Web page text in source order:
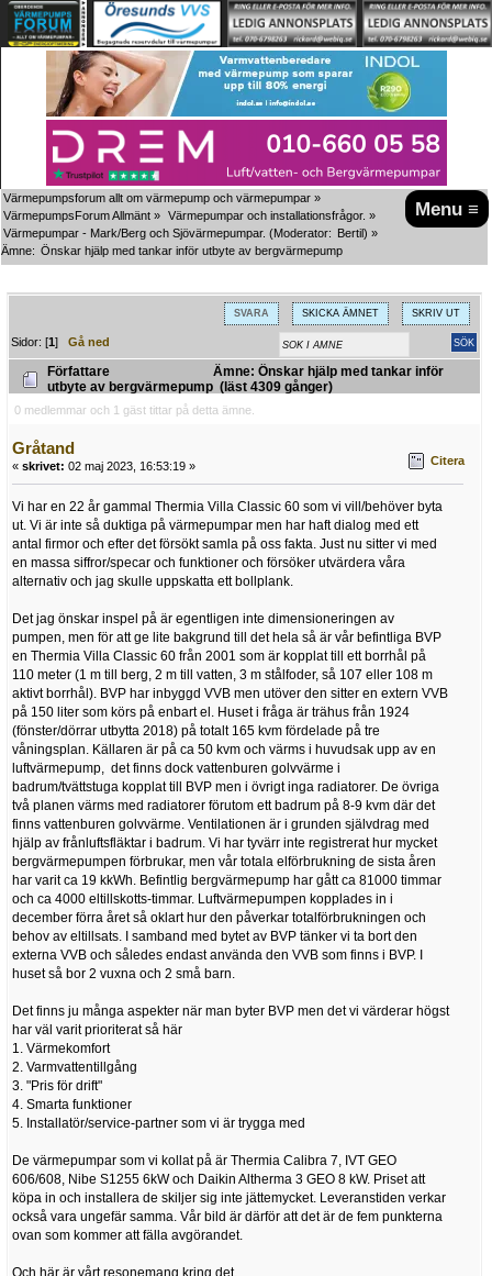
Menu ≡
Värmepumpsforum allt om värmepump och värmepumpar »
VärmepumpsForum Allmänt » Värmepumpar och installationsfrågor. »
Värmepumpar - Mark/Berg och Sjövärmepumpar. (Moderator: Bertil) »
Ämne: Önskar hjälp med tankar inför utbyte av bergvärmepump
SVARA SKICKA ÄMNET SKRIV UT
Sidor: [1]Gå ned
Författare
Ämne: Önskar hjälp med tankar inför
utbyte av bergvärmepump (läst 4309 gånger)
0 medlemmar och 1 gäst tittar på detta ämne.
Gråtand
« skrivet: 02 maj 2023, 16:53:19 » Citera
Vi har en 22 år gammal Thermia Villa Classic 60 som vi vill/behöver byta
ut. Vi är inte så duktiga på värmepumpar men har haft dialog med ett
antal firmor och efter det försökt samla på oss fakta. Just nu sitter vi med
en massa siffror/specar och funktioner och försöker utvärdera våra
alternativ och jag skulle uppskatta ett bollplank.
Det jag önskar inspel på är egentligen inte dimensioneringen av
pumpen, men för att ge lite bakgrund till det hela så är vår befintliga BVP
en Thermia Villa Classic 60 från 2001 som är kopplat till ett borrhål på
110 meter (1 m till berg, 2 m till vatten, 3 m stålfoder, så 107 eller 108 m
aktivt borrhål). BVP har inbyggd VVB men utöver den sitter en extern VVB
på 150 liter som körs på enbart el. Huset i fråga är trähus från 1924
(fönster/dörrar utbytta 2018) på totalt 165 kvm fördelade på tre
våningsplan. Källaren är på ca 50 kvm och värms i huvudsak upp av en
luftvärmepump, det finns dock vattenburen golvvärme i
badrum/tvättstuga kopplat till BVP men i övrigt inga radiatorer. De övriga
två planen värms med radiatorer förutom ett badrum på 8-9 kvm där det
finns vattenburen golvvärme. Ventilationen är i grunden självdrag med
hjälp av frånluftsfläktar i badrum. Vi har tyvärr inte registrerat hur mycket
bergvärmepumpen förbrukar, men vår totala elförbrukning de sista åren
har varit ca 19 kkWh. Befintlig bergvärmepump har gått ca 81000 timmar
och ca 4000 eltillskotts-timmar. Luftvärmepumpen kopplades in i
december förra året så oklart hur den påverkar totalförbrukningen och
behov av eltillsats. I samband med bytet av BVP tänker vi ta bort den
externa VVB och således endast använda den VVB som finns i BVP. I
huset så bor 2 vuxna och 2 små barn.
Det finns ju många aspekter när man byter BVP men det vi värderar högst
har väl varit prioriterat så här
1. Värmekomfort
2. Varmvattentillgång
3. "Pris för drift"
4. Smarta funktioner
5. Installatör/service-partner som vi är trygga med
De värmepumpar som vi kollat på är Thermia Calibra 7, IVT GEO
606/608, Nibe S1255 6kW och Daikin Altherma 3 GEO 8 kW. Priset att
köpa in och installera de skiljer sig inte jättemycket. Leveranstiden verkar
också vara ungefär samma. Vår bild är därför att det är de fem punkterna
ovan som kommer att fälla avgörandet.